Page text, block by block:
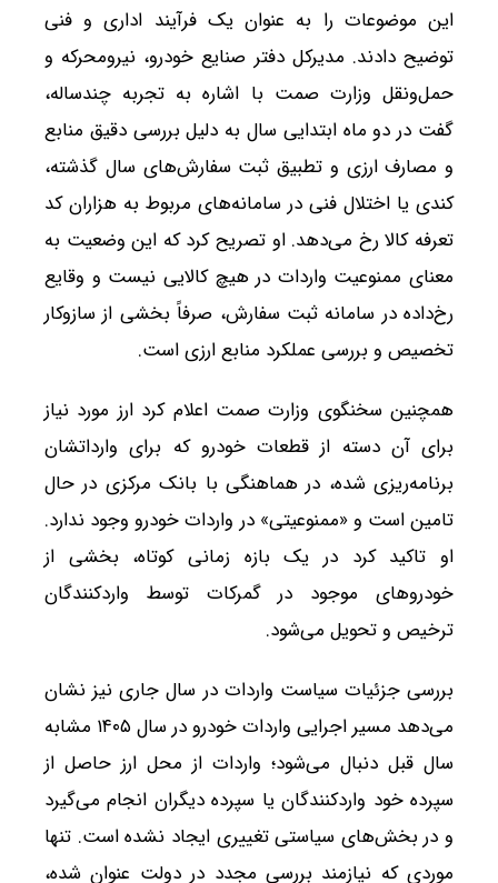
این موضوعات را به عنوان یک فرآیند اداری و فنی
توضیح دادند. مدیرکل دفتر صنایع خودرو، نیرومحرکه و
حمل‌ونقل وزارت صمت با اشاره به تجربه چندساله،
گفت در دو ماه ابتدایی سال به دلیل بررسی دقیق منابع
و مصارف ارزی و تطبیق ثبت سفارش‌های سال گذشته،
کندی یا اختلال فنی در سامانه‌های مربوط به هزاران کد
تعرفه کالا رخ می‌دهد. او تصریح کرد که این وضعیت به
معنای ممنوعیت واردات در هیچ کالایی نیست و وقایع
رخ‌داده در سامانه ثبت سفارش، صرفاً بخشی از سازوکار
تخصیص و بررسی عملکرد منابع ارزی است.
همچنین سخنگوی وزارت صمت اعلام کرد ارز مورد نیاز
برای آن دسته از قطعات خودرو که برای وارداتشان
برنامه‌ریزی شده، در هماهنگی با بانک مرکزی در حال
تامین است و «ممنوعیتی» در واردات خودرو وجود ندارد.
او تاکید کرد در یک بازه زمانی کوتاه، بخشی از
خودروهای موجود در گمرکات توسط واردکنندگان
ترخیص و تحویل می‌شود.
بررسی جزئیات سیاست واردات در سال جاری نیز نشان
می‌دهد مسیر اجرایی واردات خودرو در سال ۱۴۰۵ مشابه
سال قبل دنبال می‌شود؛ واردات از محل ارز حاصل از
سپرده خود واردکنندگان یا سپرده دیگران انجام می‌گیرد
و در بخش‌های سیاستی تغییری ایجاد نشده است. تنها
موردی که نیازمند بررسی مجدد در دولت عنوان شده،